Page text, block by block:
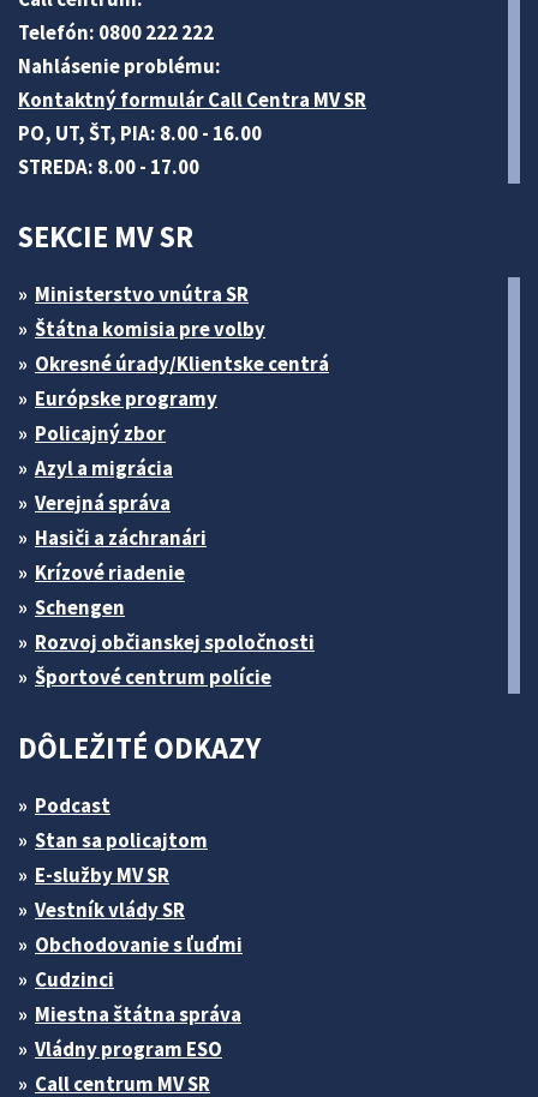
Telefón: 0800 222 222
Nahlásenie problému:
Kontaktný formulár Call Centra MV SR
PO, UT, ŠT, PIA: 8.00 - 16.00
STREDA: 8.00 - 17.00
SEKCIE MV SR
Ministerstvo vnútra SR
Štátna komisia pre volby
Okresné úrady/Klientske centrá
Európske programy
Policajný zbor
Azyl a migrácia
Verejná správa
Hasiči a záchranári
Krízové riadenie
Schengen
Rozvoj občianskej spoločnosti
Športové centrum polície
DÔLEŽITÉ ODKAZY
Podcast
Stan sa policajtom
E-služby MV SR
Vestník vlády SR
Obchodovanie s ľuďmi
Cudzinci
Miestna štátna správa
Vládny program ESO
Call centrum MV SR